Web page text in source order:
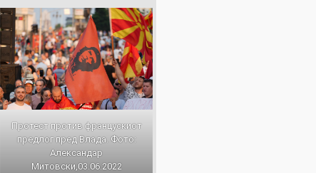
Протест против францускиот
предлог пред Влада. Фото:
Александар
Митовски,03.06.2022